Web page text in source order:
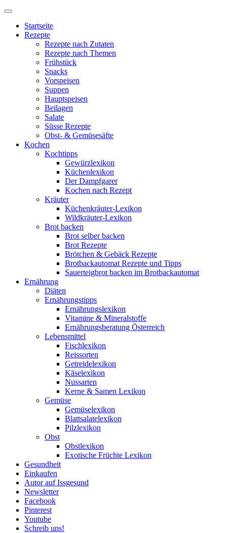
Startseite
Rezepte
Rezepte nach Zutaten
Rezepte nach Themen
Frühstück
Snacks
Vorspeisen
Suppen
Hauptspeisen
Beilagen
Salate
Süsse Rezepte
Obst- & Gemüsesäfte
Kochen
Kochtipps
Gewürzlexikon
Küchenlexikon
Der Dampfgarer
Kochen nach Rezept
Kräuter
Küchenkräuter-Lexikon
Wildkräuter-Lexikon
Brot backen
Brot selber backen
Brot Rezepte
Brötchen & Gebäck Rezepte
Brotbackautomat Rezepte und Tipps
Sauerteigbrot backen im Brotbackautomat
Ernährung
Diäten
Ernährungstipps
Ernährungslexikon
Vitamine & Mineralstoffe
Ernährungsberatung Österreich
Lebensmittel
Fischlexikon
Reissorten
Getreidelexikon
Käselexikon
Nussarten
Kerne & Samen Lexikon
Gemüse
Gemüselexikon
Blattsalatelexikon
Pilzlexikon
Obst
Obstlexikon
Exotische Früchte Lexikon
Gesundheit
Einkaufen
Autor auf Issgesund
Newsletter
Facebook
Pinterest
Youtube
Schreib uns!